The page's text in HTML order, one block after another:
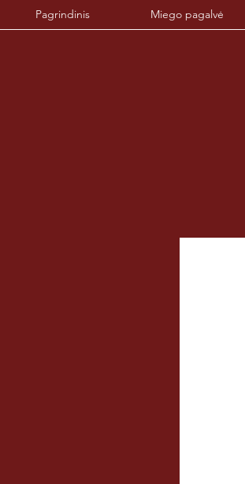
Pagrindinis Miego pagalvė